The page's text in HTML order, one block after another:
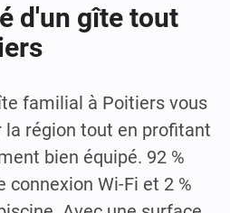
d'un gîte tout
familial à Poitiers vous
région tout en profitant
bien équipé. 92 %
Wi-Fi et 2 %